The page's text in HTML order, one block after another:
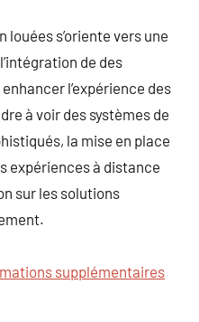
s’oriente vers une
de des
l’expérience des
à voir des systèmes de
la mise en place
expériences à distance
sur les solutions
supplémentaires